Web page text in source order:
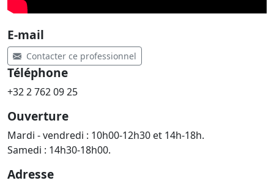
E-mail
Contacter ce professionnel
Téléphone
+32 2 762 09 25
Ouverture
Mardi - vendredi : 10h00-12h30 et 14h-18h.
Samedi : 14h30-18h00.
Adresse